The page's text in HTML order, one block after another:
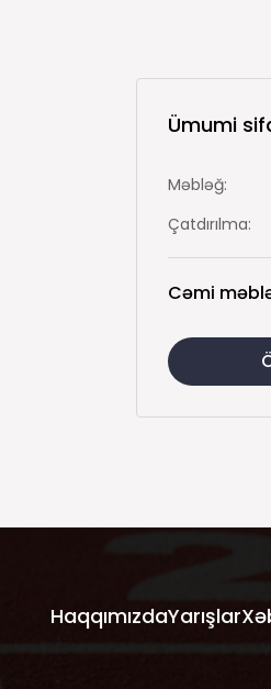
Ümumi
Məbləğ:
Çatdırılma:
Cəmi
HaqqımızdaYarışlar